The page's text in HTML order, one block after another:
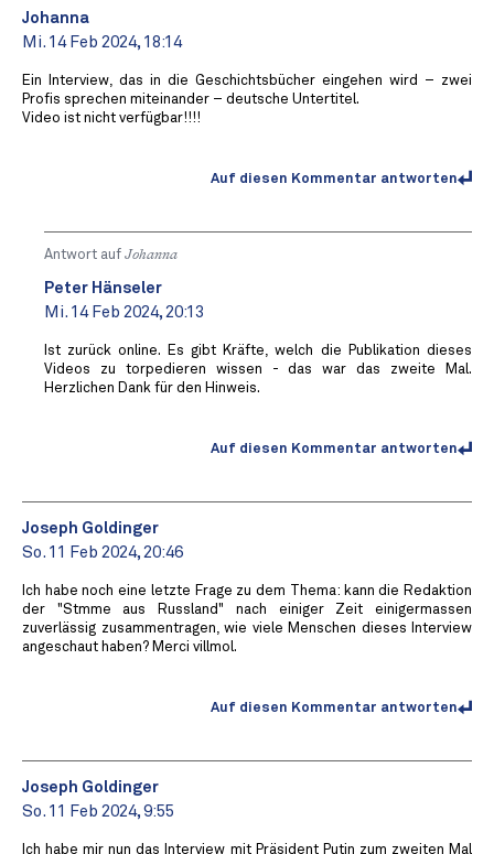
Johanna
Mi. 14 Feb 2024, 18:14
Ein Interview, das in die Geschichtsbücher eingehen wird – zwei
Profis sprechen miteinander – deutsche Untertitel.
Video ist nicht verfügbar!!!!
Auf diesen Kommentar antworten
Antwort auf Johanna
Peter Hänseler
Mi. 14 Feb 2024, 20:13
Ist zurück online. Es gibt Kräfte, welch die Publikation dieses
Videos zu torpedieren wissen - das war das zweite Mal.
Herzlichen Dank für den Hinweis.
Auf diesen Kommentar antworten
Joseph Goldinger
So. 11 Feb 2024, 20:46
Ich habe noch eine letzte Frage zu dem Thema: kann die Redaktion
der "Stmme aus Russland" nach einiger Zeit einigermassen
zuverlässig zusammentragen, wie viele Menschen dieses Interview
angeschaut haben? Merci villmol.
Auf diesen Kommentar antworten
Joseph Goldinger
So. 11 Feb 2024, 9:55
Ich habe mir nun das Interview mit Präsident Putin zum zweiten Mal